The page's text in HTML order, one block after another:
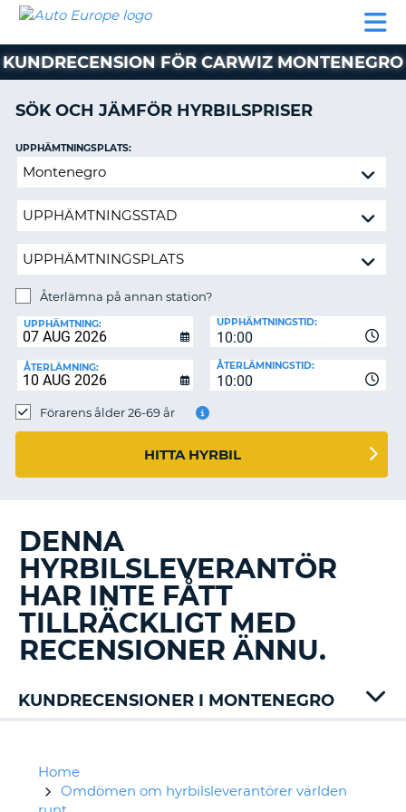
HYRBIL
HYRA
PARTNER
AUTO
EUROPE
HYRBIL
HYRA
HUSBIL
MIN
MEDLEMSINFORMATION
ADMINISTRERA
BOKNING
SVERIGE
KUNDRECENSION FÖR CARWIZ MONTENEGRO
SÖK OCH JÄMFÖR HYRBILSPRISER
Återlämna
annan
UPPHÄMTNINGSPLATS:
Återlämna på annan station?
UPPHÄMTNING:
10:00
UPPHÄMTNINGSTID:
ÅTERLÄMNING:
10:00
ÅTERLÄMNINGSTID:
Förarens ålder 26-69 år
HITTA HYRBIL
DENNA
HYRBILSLEVERANTÖR
HAR INTE FÅTT
TILLRÄCKLIGT MED
RECENSIONER ÄNNU.
KUNDRECENSIONER I MONTENEGRO
Enterprise
Green
Home
Omdömen om hyrbilsleverantörer världen